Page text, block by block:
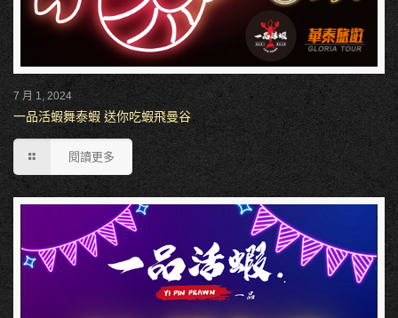
7 月 1, 2024
一品活蝦舞泰蝦 送你吃蝦飛曼谷
閱讀更多